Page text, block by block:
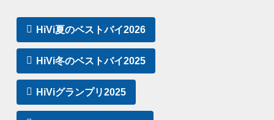
HiVi夏のベストバイ2026
HiVi冬のベストバイ2025
HiViグランプリ2025